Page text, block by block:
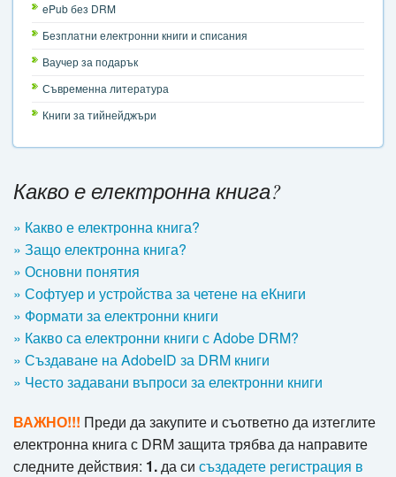
ePub без DRM
Безплатни електронни книги и списания
Ваучер за подарък
Съвременна литература
Книги за тийнейджъри
Какво е електронна книга?
» Какво е електронна книга?
» Защо електронна книга?
» Основни понятия
» Софтуер и устройства за четене на еКниги
» Формати за електронни книги
» Какво са електронни книги с Adobe DRM?
» Създаване на AdobeID за DRM книги
» Често задавани въпроси за електронни книги
ВАЖНО!!! Преди да закупите и съответно да изтеглите
електронна книга с DRM защита трябва да направите
следните действия: 1.да си създадете регистрация в